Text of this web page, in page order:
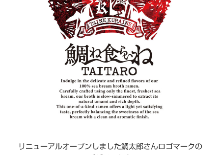
リニューアルオープンしました鯛太郎さんロゴマークの